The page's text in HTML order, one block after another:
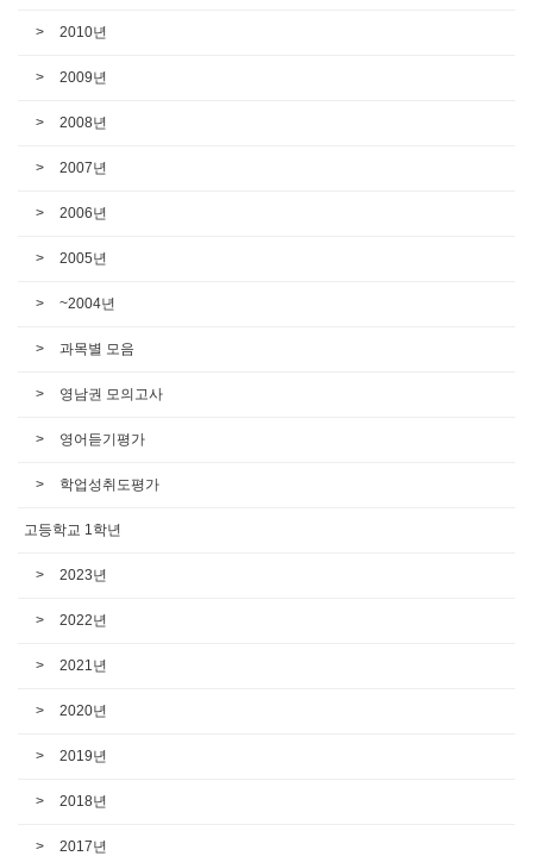
2010년
2009년
2008년
2007년
2006년
2005년
~2004년
과목별 모음
영남권 모의고사
영어듣기평가
학업성취도평가
고등학교 1학년
2023년
2022년
2021년
2020년
2019년
2018년
2017년